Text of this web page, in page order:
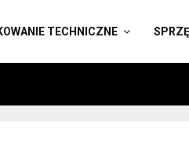
TECHNICZNE